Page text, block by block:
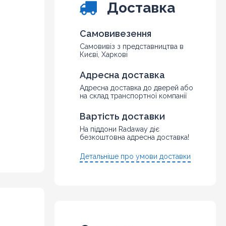
Доставка
Самовивезення
Самовивіз з представництва в
Києві, Харкові
Адресна доставка
Адресна доставка до дверей або
на склад транспортної компанії
Вартість доставки
На піддони Radaway діє
безкоштовна адресна доставка!
Детальніше про умови доставки